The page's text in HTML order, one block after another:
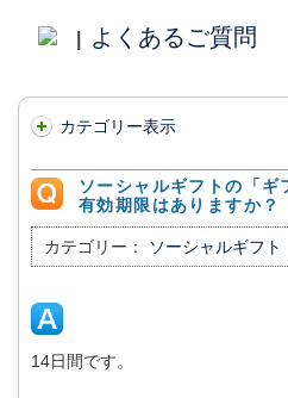
よくあるご質問
カテゴリー表示
ソーシャルギフトの「
有効期限はありますか？
カテゴリー： ソーシャルギフト
14日間です。